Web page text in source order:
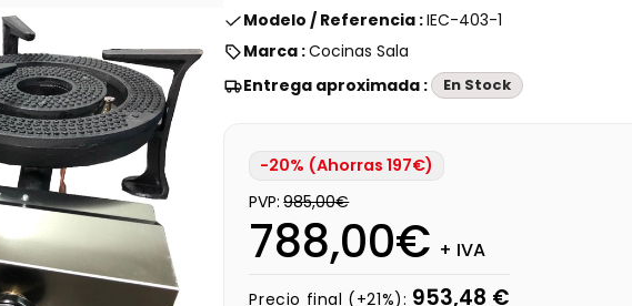
Modelo / Referencia :IEC-403-1
Marca :Cocinas Sala
Entrega aproximada :
En Stock
-20% (Ahorras 197€)
PVP: 985,00€
788,00€ + IVA
Precio final (+21%): 953,48 €